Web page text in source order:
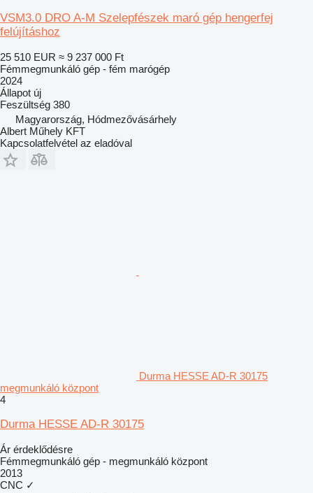
VSM3.0 DRO A-M Szelepfészek maró gép hengerfej
felújításhoz
25 510 EUR ≈ 9 237 000 Ft
Fémmegmunkáló gép - fém marógép
2024
Állapot új
Feszültség 380
Magyarország, Hódmezővásárhely
Albert Műhely KFT
Kapcsolatfelvétel az eladóval
Durma HESSE AD-R 30175
megmunkáló központ
4
Durma HESSE AD-R 30175
Ár érdeklődésre
Fémmegmunkáló gép - megmunkáló központ
2013
CNC ✓